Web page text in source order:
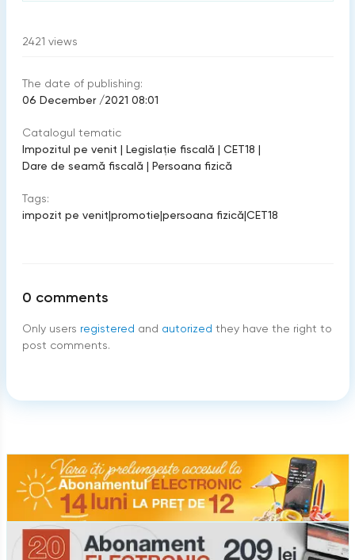
2421 views
The date of publishing:
06 December /2021 08:01
Catalogul tematic
Impozitul pe venit | Legislație fiscală | CET18 |
Dare de seamă fiscală | Persoana fizică
Tags:
impozit pe venit|promotie|persoana fizică|CET18
0 comments
Only users registered and autorized they have the right to
post comments.